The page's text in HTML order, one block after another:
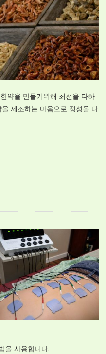
약을 만들기위해 최선을 다하
제조하는 마음으로 정성을 다
을 사용합니다.